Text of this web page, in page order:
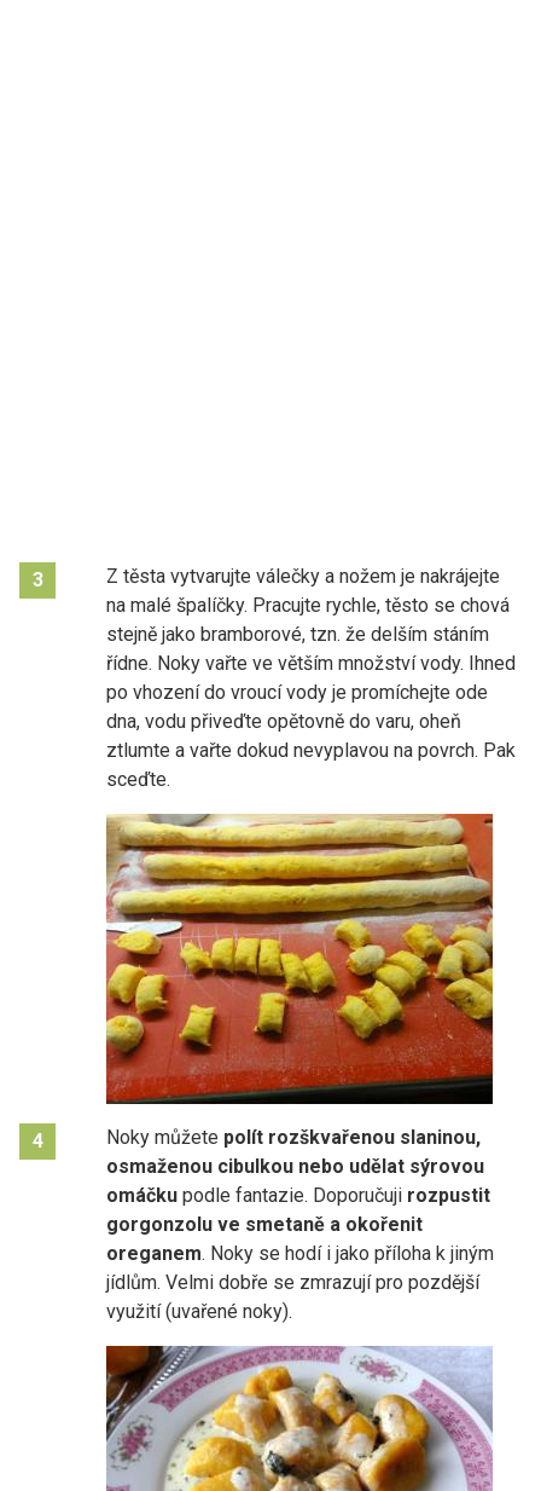
3
Z těsta vytvarujte válečky a nožem je nakrájejte
na malé špalíčky. Pracujte rychle, těsto se chová
stejně jako bramborové, tzn. že delším stáním
řídne. Noky vařte ve větším množství vody. Ihned
po vhození do vroucí vody je promíchejte ode
dna, vodu přiveďte opětovně do varu, oheň
ztlumte a vařte dokud nevyplavou na povrch. Pak
sceďte.
4 Noky můžete polít rozškvařenou slaninou,
osmaženou cibulkou nebo udělat sýrovou
omáčku podle fantazie. Doporučuji rozpustit
gorgonzolu ve smetaně a okořenit
oreganem. Noky se hodí i jako příloha k jiným
jídlům. Velmi dobře se zmrazují pro pozdější
využití (uvařené noky).